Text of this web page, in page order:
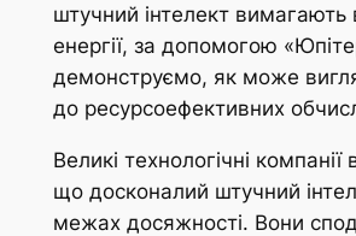
штучний інтелект вимагають
енергії, за допомогою
демонструємо, як може
до ресурсоефективних
Великі технологічні
що досконалий штучний
межах досяжності. Вони